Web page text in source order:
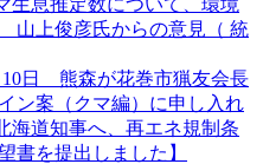
山上俊彦氏からの意見（ 統
10日 熊森が花巻市猟友会長
ン案（クマ編）に申し入れ
海道知事へ、再エネ規制条
書を提出しました】